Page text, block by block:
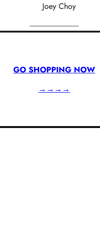
Joey Choy
GO SHOPPING NOW
→→→→